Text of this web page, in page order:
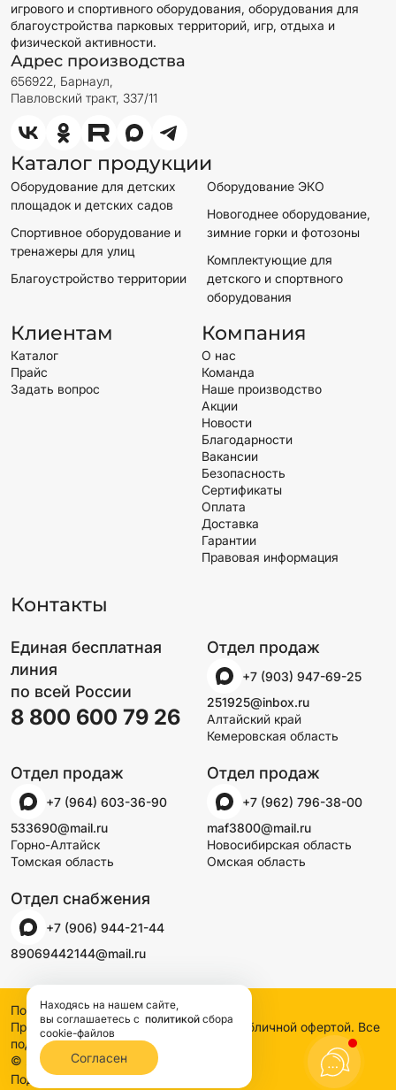
игрового и спортивного оборудования, оборудования для
благоустройства парковых территорий, игр, отдыха и
физической активности.
Адрес производства
656922, Барнаул,
Павловский тракт, 337/11
Каталог продукции
Оборудование для детских
площадок и детских садов
Спортивное оборудование и
тренажеры для улиц
Благоустройство территории
Оборудование ЭКО
Новогоднее оборудование,
зимние горки и фотозоны
Комплектующие для
детского и спортвного
оборудования
Клиентам
Каталог
Прайс
Задать вопрос
Компания
О нас
Команда
Наше производство
Акции
Новости
Благодарности
Вакансии
Безопасность
Сертификаты
Оплата
Доставка
Гарантии
Правовая информация
Контакты
Единая бесплатная
линия
по всей России
8 800 600 79 26
Отдел продаж
+7 (903) 947-69-25
251925@inbox.ru
Алтайский край
Кемеровская область
Отдел продаж
+7 (964) 603-36-90
533690@mail.ru
Горно-Алтайск
Томская область
Отдел продаж
+7 (962) 796-38-00
maf3800@mail.ru
Новосибирская область
Омская область
Отдел снабжения
+7 (906) 944-21-44
89069442144@mail.ru
Политика конфиденциальности
Предложения на сайте не являются публичной офертой. Все
подробности узнавайте по телефону
© 2000-2026 SSDCO. Сибстройдвор.
Поддержка сайтаBTB Digital
Находясь на нашем сайте,
вы соглашаетесь с политикой сбора
cookie-файлов
Согласен